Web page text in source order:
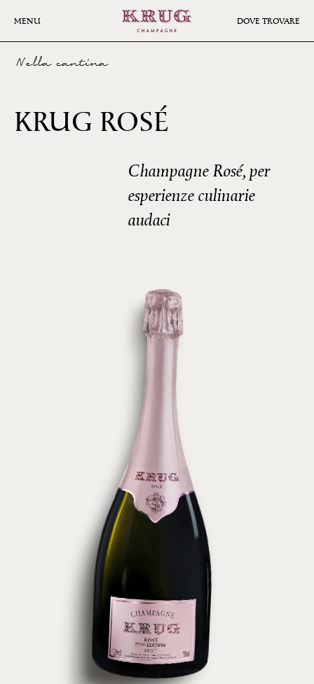
MENU DOVE TROVARE
Nella cantina
KRUG ROSÉ
Champagne Rosé, per
esperienze culinarie
audaci